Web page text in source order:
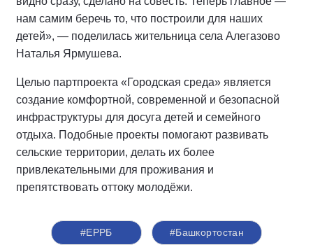
нам самим беречь то, что построили для наших
детей», — поделилась жительница села Алегазово
Наталья Ярмушева.
Целью партпроекта «Городская среда» является
создание комфортной, современной и безопасной
инфраструктуры для досуга детей и семейного
отдыха. Подобные проекты помогают развивать
сельские территории, делать их более
привлекательными для проживания и
препятствовать оттоку молодёжи.
#ЕРРБ #Башкортостан